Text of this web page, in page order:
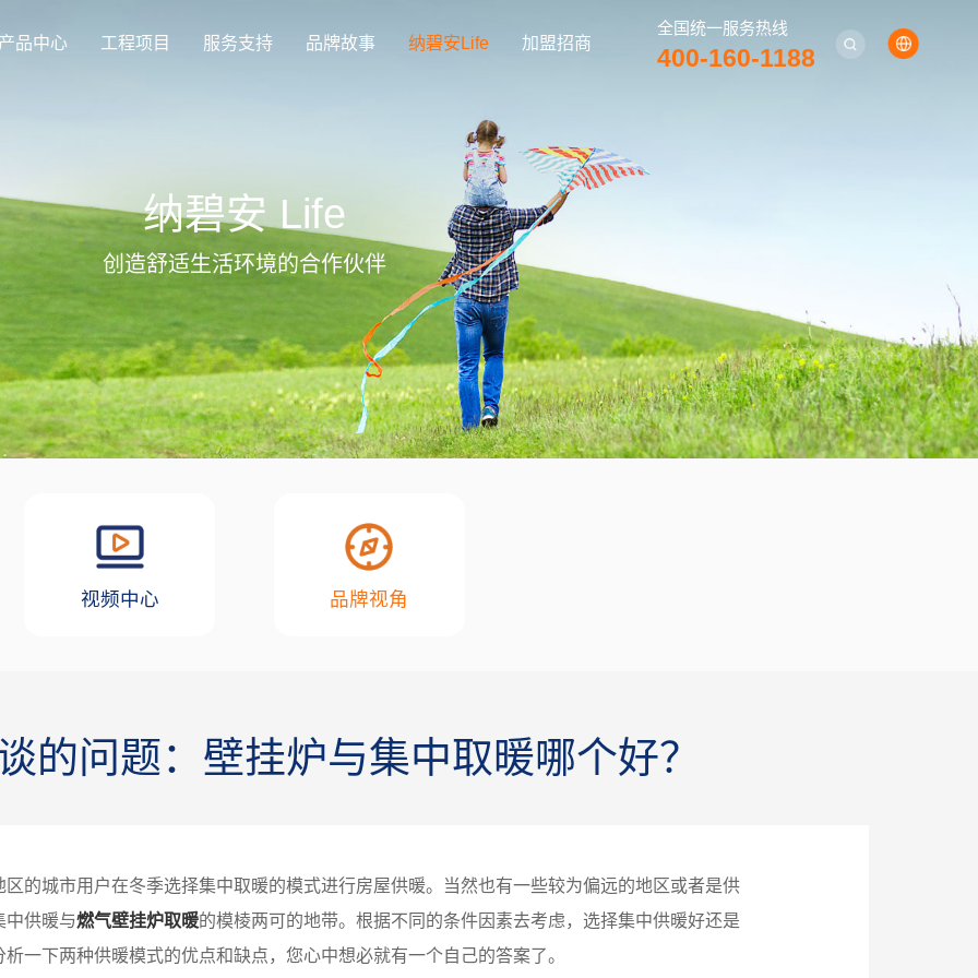
品中心 工程项目 服务支持 品牌故事 纳碧安Life 加盟招商
全国统一服务热线
400-160-1188
纳碧安 Life
创造舒适生活环境的合作伙伴
视频中心 品牌视角
的问题：壁挂炉与集中取暖哪个好？
的城市用户在冬季选择集中取暖的模式进行房屋供暖。当然也有一些较为偏远的地区或者是供
中供暖与燃气壁挂炉取暖的模棱两可的地带。根据不同的条件因素去考虑，选择集中供暖好还是
一下两种供暖模式的优点和缺点，您心中想必就有一个自己的答案了。